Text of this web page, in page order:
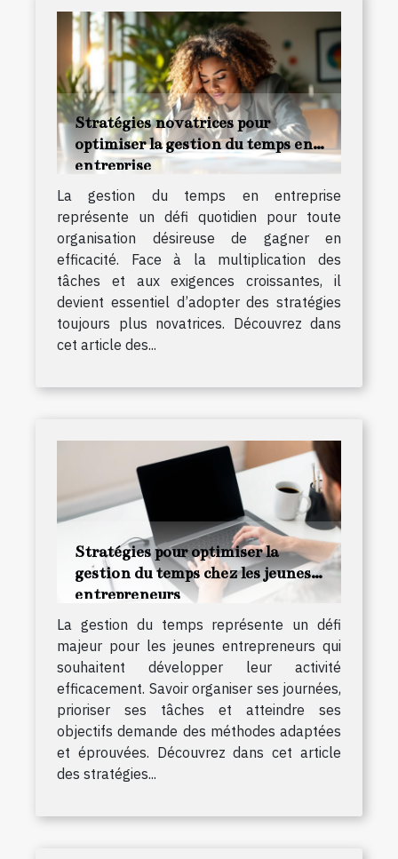
Stratégies novatrices pour
optimiser la gestion du temps en
entreprise
La gestion du temps en entreprise
représente un défi quotidien pour toute
organisation désireuse de gagner en
efficacité. Face à la multiplication des
tâches et aux exigences croissantes, il
devient essentiel d’adopter des stratégies
toujours plus novatrices. Découvrez dans
cet article des...
Stratégies pour optimiser la
gestion du temps chez les jeunes
entrepreneurs
La gestion du temps représente un défi
majeur pour les jeunes entrepreneurs qui
souhaitent développer leur activité
efficacement. Savoir organiser ses journées,
prioriser ses tâches et atteindre ses
objectifs demande des méthodes adaptées
et éprouvées. Découvrez dans cet article
des stratégies...